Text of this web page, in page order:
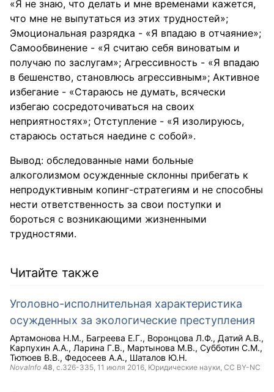
«Я не знаю, что делать и мне временами кажется,
что мне не выпутаться из этих трудностей»;
Эмоциональная разрядка - «Я впадаю в отчаяние»;
Самообвинение - «Я считаю себя виноватым и
получаю по заслугам»; Агрессивность - «Я впадаю
в бешенство, становлюсь агрессивным»; Активное
избегание - «Стараюсь не думать, всячески
избегаю сосредоточиваться на своих
неприятностях»; Отступление - «Я изолируюсь,
стараюсь остаться наедине с собой».
Вывод: обследованные нами больные
алкоголизмом осужденные склонны прибегать к
непродуктивным копинг-стратегиям и не способны
нести ответственность за свои поступки и
бороться с возникающими жизненными
трудностями.
Читайте также
Уголовно-исполнительная характеристика
осужденных за экологические преступления
Артамонова Н.М. Багреева Е.Г. Воронцова Л.Ф. Датий А.В.
Карпухин А.А. Ларина Г.В. Мартынова М.В. Субботин С.М.
Тютюев В.В. Федосеев А.А. Шаталов Ю.Н.
NovaInfo 48, с.326-335, 11 июля 2016, Юридические науки, CC BY-NC